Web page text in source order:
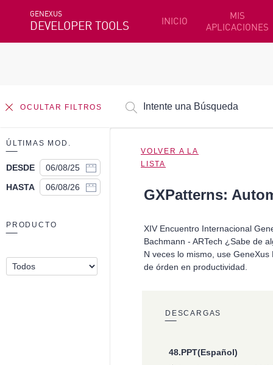
GENEXUS
DEVELOPER TOOLS INICIO
MIS
APLICACIONES